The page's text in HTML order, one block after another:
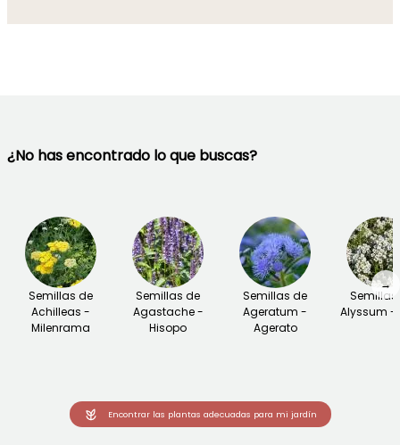
¿No has encontrado lo que buscas?
Semillas de
Achilleas -
Milenrama
Semillas de
Agastache -
Hisopo
Semillas de
Ageratum -
Agerato
Semillas
Alyssum -
→
Encontrar las plantas adecuadas para mi jardín